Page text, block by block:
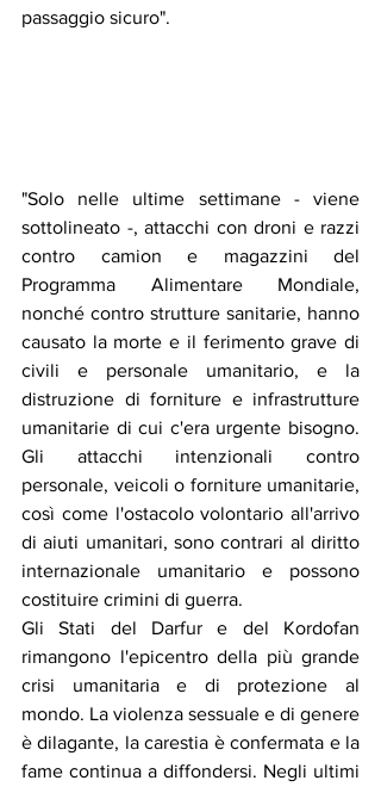
passaggio sicuro".
"Solo nelle ultime settimane - viene
sottolineato -, attacchi con droni e razzi
contro camion e magazzini del
Programma Alimentare Mondiale,
nonché contro strutture sanitarie, hanno
causato la morte e il ferimento grave di
civili e personale umanitario, e la
distruzione di forniture e infrastrutture
umanitarie di cui c'era urgente bisogno.
Gli attacchi intenzionali contro
personale, veicoli o forniture umanitarie,
così come l'ostacolo volontario all'arrivo
di aiuti umanitari, sono contrari al diritto
internazionale umanitario e possono
costituire crimini di guerra.
Gli Stati del Darfur e del Kordofan
rimangono l'epicentro della più grande
crisi umanitaria e di protezione al
mondo. La violenza sessuale e di genere
è dilagante, la carestia è confermata e la
fame continua a diffondersi. Negli ultimi